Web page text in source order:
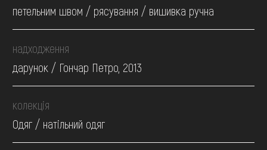
петельним швом / рясування / вишивка ручна
надходження
дарунок / Гончар Петро, 2013
колекція
Одяг / натільний одяг